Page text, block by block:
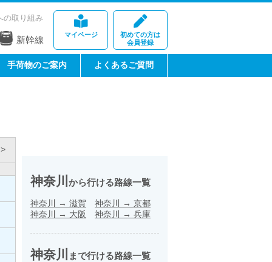
マイページ
初めての方は
会員登録
の取り組み
新幹線
手荷物のご案内 よくあるご質問
神奈川 から行ける路線一覧
神奈川 → 滋賀 神奈川 → 京都
神奈川
→ 大阪 神奈川 → 兵庫
神奈川 まで行ける路線一覧